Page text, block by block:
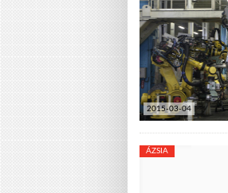
2015-03-04
ÁZSIA